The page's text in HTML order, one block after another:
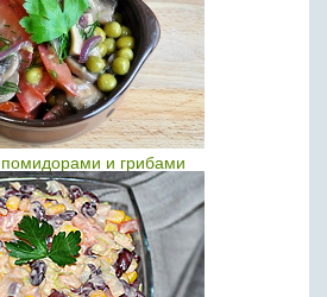
и грибами